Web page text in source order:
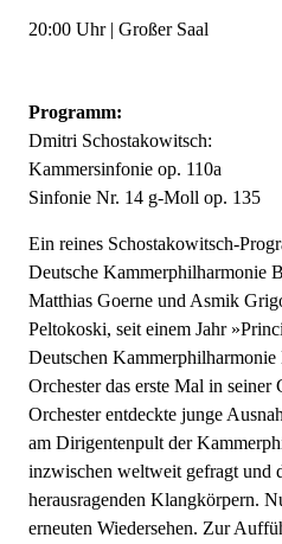
20:00 Uhr | Großer Saal
Programm:
Dmitri Schostakowitsch:
Kammersinfonie op. 110a
Sinfonie Nr. 14 g-Moll op. 135
Ein reines Schostakowitsch-
Deutsche Kammerphilharmonie
Matthias Goerne und Asmik
Peltokoski, seit einem Jahr
Deutschen
Orchester das erste Mal in seiner
Orchester entdeckte junge
am Dirigentenpult der
inzwischen weltweit gefragt und
herausragenden Klangkörpern.
erneuten Wiedersehen. Zur